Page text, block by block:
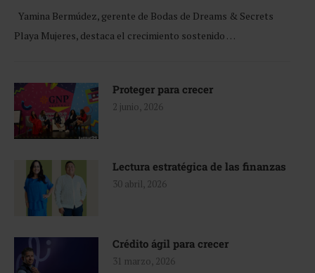
Yamina Bermúdez, gerente de Bodas de Dreams & Secrets
Playa Mujeres, destaca el crecimiento sostenido …
Proteger para crecer
2 junio, 2026
Lectura estratégica de las finanzas
30 abril, 2026
Crédito ágil para crecer
31 marzo, 2026